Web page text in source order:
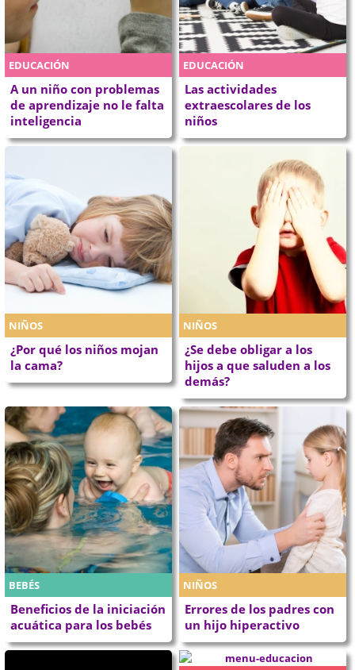
EDUCACIÓN
A un niño con problemas
de aprendizaje no le falta
inteligencia
EDUCACIÓN
Las actividades
extraescolares de los
niños
NIÑOS
¿Por qué los niños mojan
la cama?
NIÑOS
¿Se debe obligar a los
hijos a que saluden a los
demás?
BEBÉS
Beneficios de la iniciación
acuática para los bebés
NIÑOS
Errores de los padres con
un hijo hiperactivo